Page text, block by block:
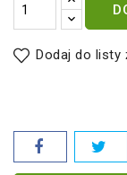
Dodaj do listy